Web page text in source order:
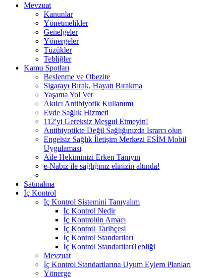
Mevzuat
Kanunlar
Yönetmelikler
Genelgeler
Yönergeler
Tüzükler
Tebliğler
Kamu Spotları
Beslenme ve Obezite
Sigarayı Bırak, Hayatı Bırakma
Yaşama Yol Ver
Akılcı Antibiyotik Kullanımı
Evde Sağlık Hizmeti
112'yi Gereksiz Meşgul Etmeyin!
Antibiyotikte Değil Sağlığınızda Israrcı olun
Engelsiz Sağlık İletişim Merkezi ESİM Mobil
Uygulaması
Aile Hekiminizi Erken Tanıyın
e-Nabız ile sağlığınız elinizin altında!
Satınalma
İç Kontrol
İç Kontrol Sistemini Tanıyalım
İç Kontrol Nedir
İç Kontrolün Amacı
İç Kontrol Tarihçesi
İç Kontrol Standartları
İç Kontrol StandartlarıTebliği
Mevzuat
İç Kontrol Standartlarına Uyum Eylem Planları
Yönerge